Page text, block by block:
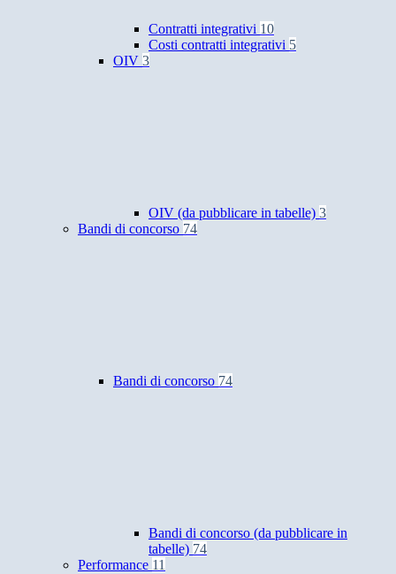
Contratti integrativi 10
Costi contratti integrativi 5
OIV 3
OIV (da pubblicare in tabelle) 3
Bandi di concorso 74
Bandi di concorso 74
Bandi di concorso (da pubblicare in
tabelle) 74
Performance 11